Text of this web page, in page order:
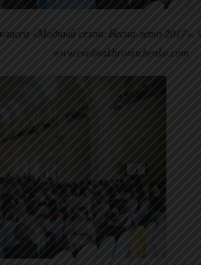
«Модный сезон. Весна-лето 2017».
www.evelinakhromtchenko.com